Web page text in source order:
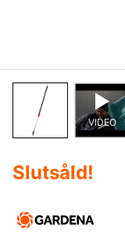
VIDEO
Slutsåld!